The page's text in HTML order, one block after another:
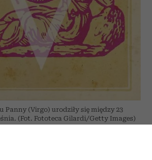
Panny (Virgo) urodziły się między 23
(Fot. Fototeca Gilardi/Getty Images)